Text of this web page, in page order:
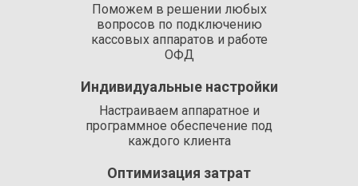
Поможем в решении любых
вопросов по подключению
кассовых аппаратов и работе
ОФД
Индивидуальные настройки
Настраиваем аппаратное и
программное обеспечение под
каждого клиента
Оптимизация затрат